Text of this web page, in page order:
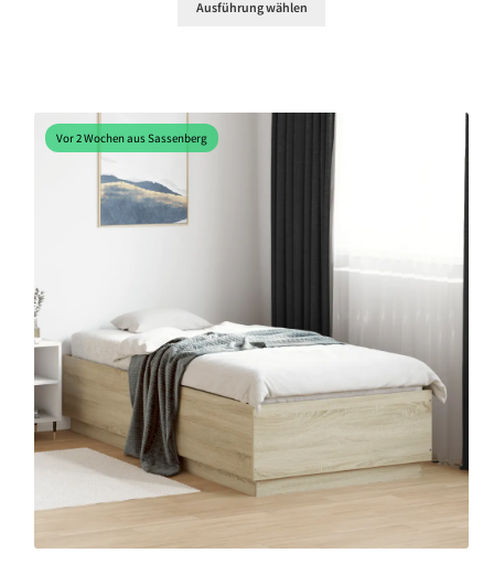
Ausführung wählen
Vor 2 Wochen aus Sassenberg